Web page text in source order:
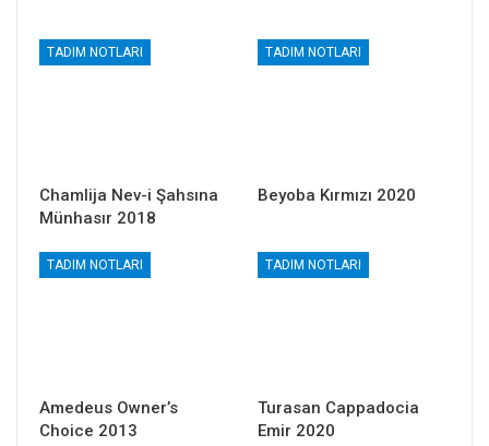
TADIM NOTLARI
Chamlija Nev-i Şahsına
Münhasır 2018
TADIM NOTLARI
Beyoba Kırmızı 2020
TADIM NOTLARI
Amedeus Owner’s
Choice 2013
TADIM NOTLARI
Turasan Cappadocia
Emir 2020